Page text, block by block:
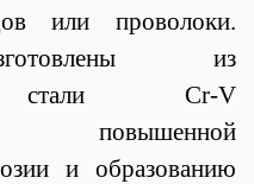
или проволоки.
из
стали Cr-V
повышенной
и образованию